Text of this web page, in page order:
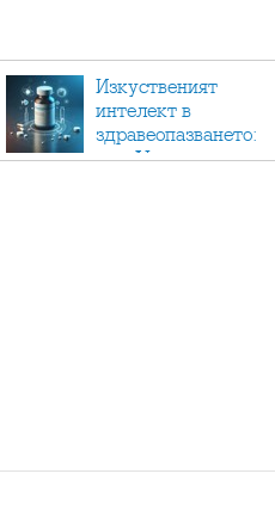
Изкуственият
интелект в
здравеопазването:
как AI променя